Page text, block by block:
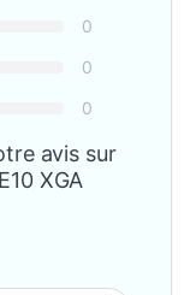
0
0
0
avis sur
XGA